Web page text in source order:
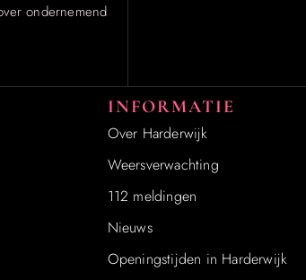
ondernemend
INFORMATIE
Over Harderwijk
Weersverwachting
112 meldingen
Nieuws
Openingstijden in Harderwijk